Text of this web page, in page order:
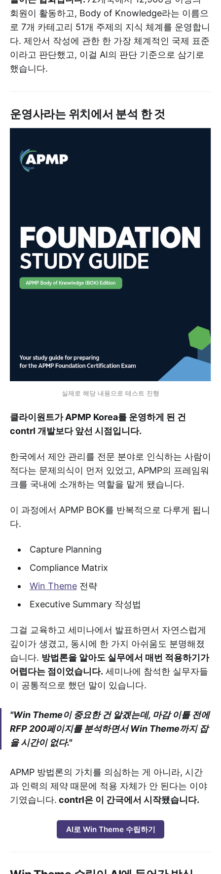
회원이 활동하고, Body of Knowledge라는 이름으
로 7개 카테고리 51개 주제의 지식 체계를 운영합니
다. 제안서 작성에 관한 한 가장 체계적인 국제 표준
이라고 판단했고, 이걸 AI의 판단 기준으로 삼기로
했습니다.
운영사라는 위치에서 분석 한 것
실제로 해당 내용으로 테스트 진행
클라이원트가 APMP Korea를 운영하게 된 건
contrl 개발보다 앞선 시점입니다.
한국에서 제안 관리를 전문 분야로 인식하는 사람이
적다는 문제의식이 먼저 있었고, APMP의 프레임워
크를 국내에 소개하는 역할을 맡게 됐습니다.
이 과정에서 APMP BOK를 반복적으로 다루게 됩니
다.
Capture Planning
Compliance Matrix
Win Theme전략
Executive Summary 작성법
그걸 교육하고 세미나에서 발표하면서 자연스럽게
깊이가 생겼고, 동시에 한 가지 아쉬움도 분명해졌
습니다. 방법론을 알아도 실무에서 매번 적용하기가
어렵다는 점이었습니다. 세미나에 참석한 실무자들
이 공통적으로 했던 말이 있습니다.
"Win Theme이 중요한 건 알겠는데, 마감 이틀 전에
RFP 200페이지를 분석하면서 Win Theme까지 잡
을 시간이 없다."
APMP 방법론의 가치를 의심하는 게 아니라, 시간
과 인력의 제약 때문에 적용 자체가 안 된다는 이야
기였습니다. contrl은 이 간극에서 시작됐습니다.
AI로 Win Theme 수립하기